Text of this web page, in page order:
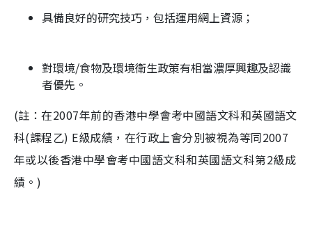
具備良好的研究技巧，包括運用網上資源；
對環境/食物及環境衛生政策有相當濃厚興趣及認識
者優先。
(註：在2007年前的香港中學會考中國語文科和英國語文
科(課程乙) E級成績，在行政上會分別被視為等同2007
年或以後香港中學會考中國語文科和英國語文科第2級成
績。)